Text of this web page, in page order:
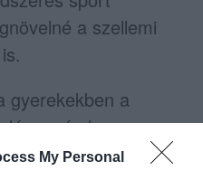
My Personal
a szellemi
gyerekekben a
során hasznosan
eredménye